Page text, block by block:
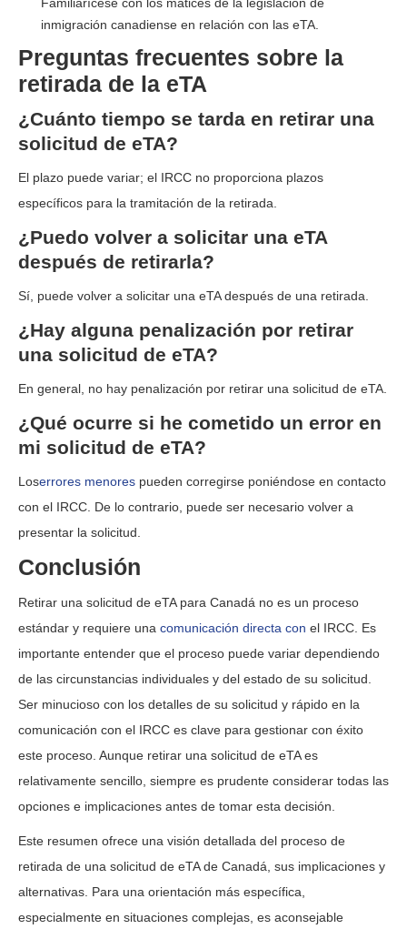
inmigración canadiense en relación con las eTA.
Preguntas frecuentes sobre la
retirada de la eTA
¿Cuánto tiempo se tarda en retirar una
solicitud de eTA?
El plazo puede variar; el IRCC no proporciona plazos
específicos para la tramitación de la retirada.
¿Puedo volver a solicitar una eTA
después de retirarla?
Sí, puede volver a solicitar una eTA después de una retirada.
¿Hay alguna penalización por retirar
una solicitud de eTA?
En general, no hay penalización por retirar una solicitud de eTA.
¿Qué ocurre si he cometido un error en
mi solicitud de eTA?
Loserrores menores pueden corregirse poniéndose en contacto
con el IRCC. De lo contrario, puede ser necesario volver a
presentar la solicitud.
Conclusión
Retirar una solicitud de eTA para Canadá no es un proceso
estándar y requiere una comunicación directa con el IRCC. Es
importante entender que el proceso puede variar dependiendo
de las circunstancias individuales y del estado de su solicitud.
Ser minucioso con los detalles de su solicitud y rápido en la
comunicación con el IRCC es clave para gestionar con éxito
este proceso. Aunque retirar una solicitud de eTA es
relativamente sencillo, siempre es prudente considerar todas las
opciones e implicaciones antes de tomar esta decisión.
Este resumen ofrece una visión detallada del proceso de
retirada de una solicitud de eTA de Canadá, sus implicaciones y
alternativas. Para una orientación más específica,
especialmente en situaciones complejas, es aconsejable